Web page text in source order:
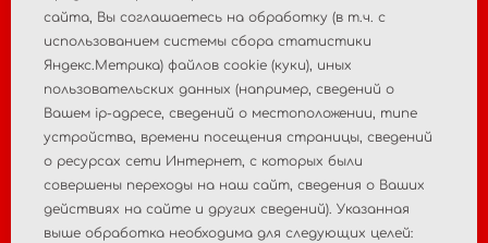
Главная О компании
Регистрация МИ
Пострегистрационный
мониторинг
cайта, Вы соглашаетесь на обработку (в т.ч. с
использованием системы сбора статистики
Яндекс.Метрика) файлов cookie (куки), иных
пользовательских данных (например, сведений о
Вашем ip-адресе, сведений о местоположении, типе
устройства, времени посещения страницы, сведений
о ресурсах сети Интернет, с которых были
совершены переходы на наш сайт, сведения о Ваших
действиях на сайте и других сведений). Указанная
выше обработка необходима для следующих целей: